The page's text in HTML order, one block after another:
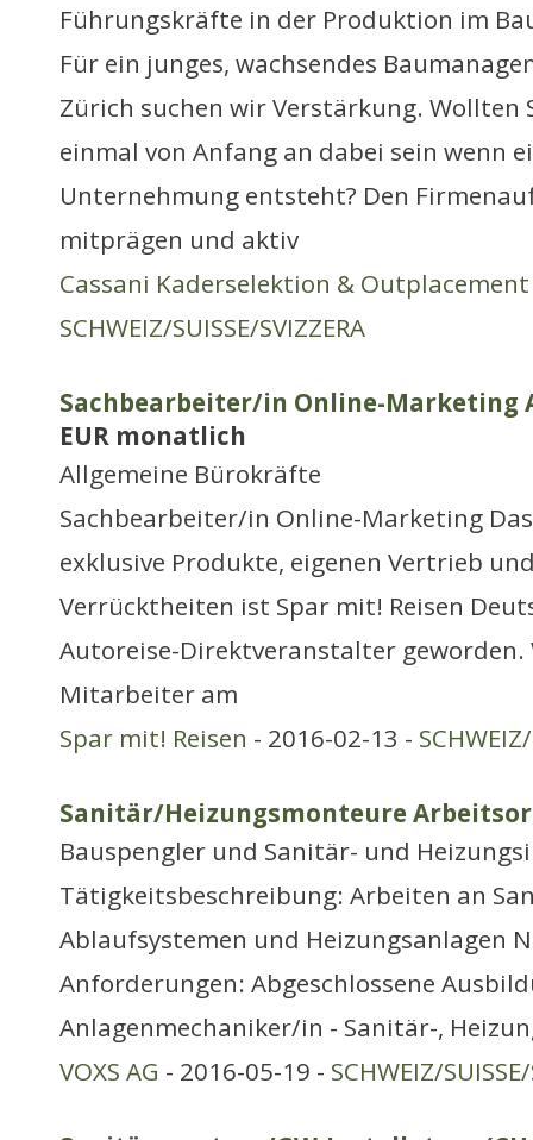
Führungskräfte in der Produktion im
Für ein junges, wachsendes
Zürich suchen wir Verstärkung. Wollten
einmal von Anfang an dabei sein wenn
Unternehmung entsteht? Den
mitprägen und aktiv
Cassani Kaderselektion & Outplacement
SCHWEIZ/SUISSE/SVIZZERA
Sachbearbeiter/in Online-Marketing
EUR monatlich
Allgemeine Bürokräfte
Sachbearbeiter/in Online-Marketing
exklusive Produkte, eigenen Vertrieb
Verrücktheiten ist Spar mit! Reisen
Autoreise-Direktveranstalter geworden.
Mitarbeiter am
Spar mit! Reisen - 2016-02-13 -
Sanitär/Heizungsmonteure
Bauspengler und Sanitär- und
Tätigkeitsbeschreibung: Arbeiten an
Ablaufsystemen und Heizungsanlagen
Anforderungen: Abgeschlossene
Anlagenmechaniker/in - Sanitär-,
VOXS AG - 2016-05-19 - SCHWEIZ/